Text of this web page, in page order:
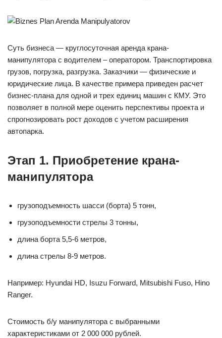
Суть бизнеса — круглосуточная аренда крана-
манипулятора с водителем – оператором. Транспортировка
грузов, погрузка, разгрузка. Заказчики — физические и
юридические лица. В качестве примера приведен расчет
бизнес-плана для одной и трех единиц машин с КМУ. Это
позволяет в полной мере оценить перспективы проекта и
спрогнозировать рост доходов с учетом расширения
автопарка.
Этап 1. Приобретение крана-
манипулятора
грузоподъемность шасси (борта) 5 тонн,
грузоподъемности стрелы 3 тонны,
длина борта 5,5-6 метров,
длина стрелы 8-9 метров.
Например: Hyundai HD, Isuzu Forward, Mitsubishi Fuso, Hino
Ranger.
Стоимость б/у манипулятора с выбранными
характеристиками от 2 000 000 рублей.